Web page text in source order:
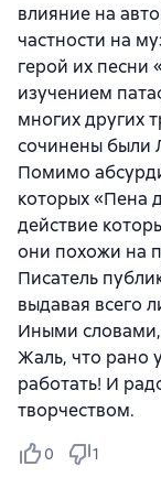
влияние на
частности на
герой их песни
изучением
многих других
сочинены были
Помимо
которых «Пена
действие
они похожи на
Писатель
выдавая всего
Иными
Жаль, что рано
работать! И
творчеством.
0 1